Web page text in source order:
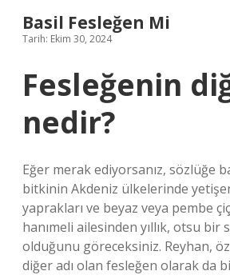
Basil Fesleğen Mi
Tarih: Ekim 30, 2024
Fesleğenin
nedir?
Eğer merak ediyorsanız, sözlüğe
bitkinin Akdeniz ülkelerinde
yaprakları ve beyaz veya pembe
hanımeli ailesinden yıllık, otsu bir
olduğunu göreceksiniz. Reyhan,
diğer adı olan fesleğen olarak da